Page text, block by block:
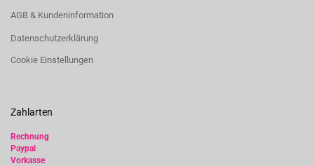
AGB & Kundeninformation
Datenschutzerklärung
Cookie Einstellungen
Zahlarten
Rechnung
Paypal
Vorkasse